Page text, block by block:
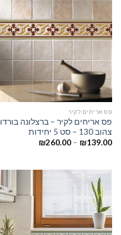
פס אריחים לקיר
פס אריחים לקיר – ברצלונה בורדו
צהוב 130 – סט 5 יחידות
₪139.00
–
₪260.00